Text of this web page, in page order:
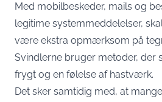
Med mobilbeskeder, mails og
legitime systemmeddelelser,
være ekstra opmærksom på
Svindlerne bruger metoder, der
frygt og en følelse af hastværk.
Det sker samtidig med, at